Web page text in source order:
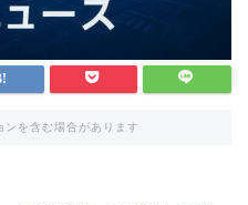
ンを含む場合があります